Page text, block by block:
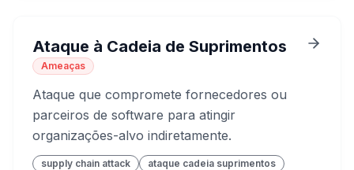
Ataque à Cadeia de Suprimentos
Ameaças
Ataque que compromete fornecedores ou
parceiros de software para atingir
organizações-alvo indiretamente.
supply chain attack
ataque cadeia suprimentos